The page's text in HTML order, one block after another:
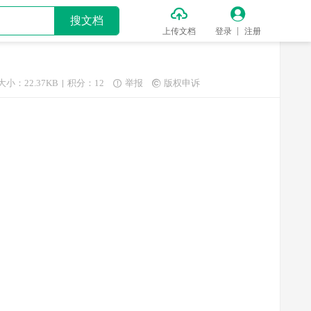
搜文档 
上传文档

登录 注册
小：22.37KB 积分：12  举报  版权申诉